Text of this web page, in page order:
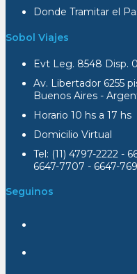
Donde Tramitar el
Sobol Viajes
Evt Leg. 8548 Disp.
Av. Libertador 6255
Buenos Aires -
Horario 10 hs a 17 hs
Domicilio Virtual
Tel: (11) 4797-2222 -
6647-7707 - 6647-
Seguinos